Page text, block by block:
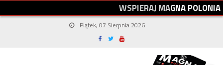
WSPIERAJMAGNAPOLONIA
Piątek, 07 Sierpnia 2026